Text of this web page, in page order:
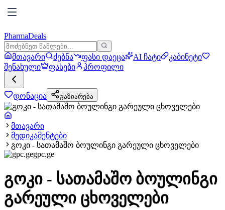
PharmaDeals
მთავარი ძებნა ფასი დაეცა AI ჩატი
კაბინეტი
შენახული
ფასები პროფილი
დონაცია გაზიარება
მთავარი
მედიკამენტები
გოკი - სათამაშო ბოულინგი გარეული ცხოველები
gpc.ge
გოკი - სათამაშო ბოულინგი
გარეული ცხოველები